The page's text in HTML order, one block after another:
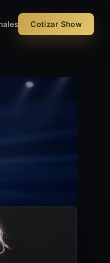
Cotizar Show